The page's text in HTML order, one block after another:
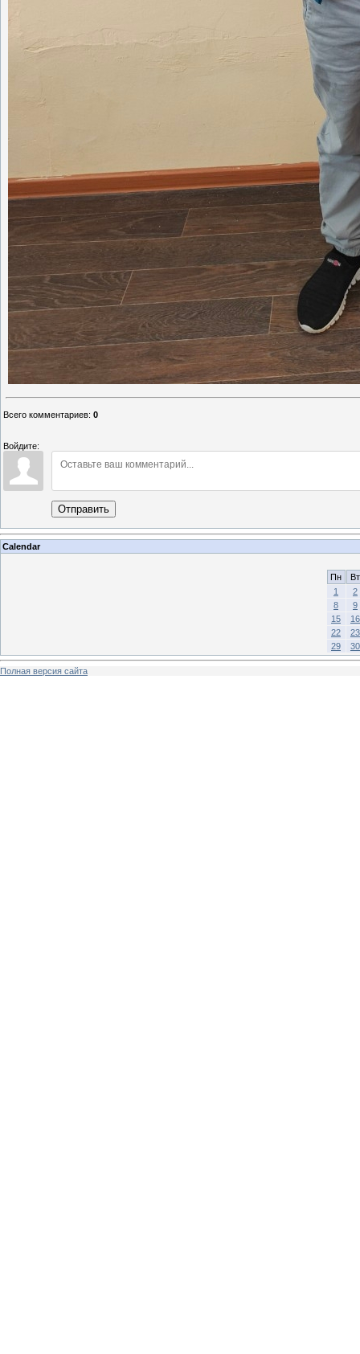
Всего комментариев: 0
Войдите:
Отправить
Calendar
Пн
Вт
1
2
8
9
15
16
22
23
29
30
Полная версия сайта